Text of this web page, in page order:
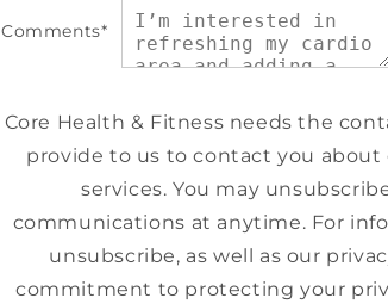
Comments*
Core Health & Fitness needs the
provide to us to contact you about
services. You may
communications at anytime. For
unsubscribe, as well as our
commitment to protecting your